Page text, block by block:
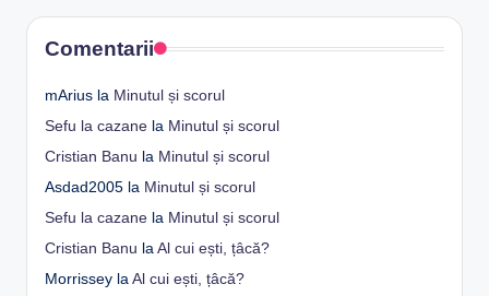
Comentarii
mArius la Minutul și scorul
Sefu la cazane la Minutul și scorul
Cristian Banu la Minutul și scorul
Asdad2005 la Minutul și scorul
Sefu la cazane la Minutul și scorul
Cristian Banu la Al cui ești, țâcă?
Morrissey la Al cui ești, țâcă?